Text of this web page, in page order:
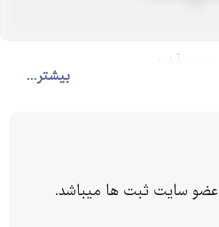
بیشتر...
عضو سایت ثبت ها میباشد.